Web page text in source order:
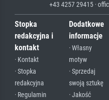
+43 4257 29415 ·
Stopka
redakcyjna i
kontakt
· Kontakt
· Stopka
redakcyjna
· Regulamin
Dodatkowe
informacje
· Własny
motyw
· Sprzedaj
swoją sztukę
· Jakość